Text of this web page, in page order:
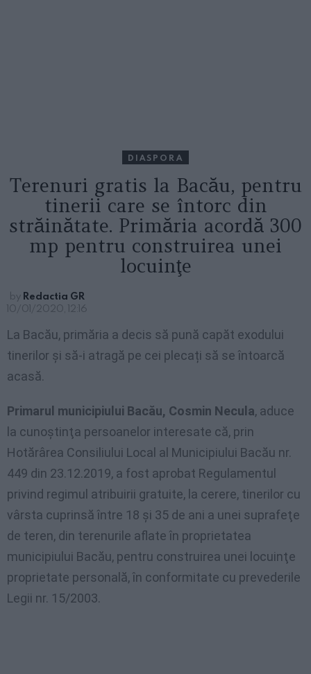
DIASPORA
Terenuri gratis la Bacău, pentru
tinerii care se întorc din
străinătate. Primăria acordă 300
mp pentru construirea unei
locuinţe
by Redactia GR
10/01/2020, 12:16
La Bacău, primăria a decis să pună capăt exodului
tinerilor și să-i atragă pe cei plecați să se întoarcă
acasă.
Primarul municipiului Bacău, Cosmin Necula, aduce
la cunoştinţa persoanelor interesate că, prin
Hotărârea Consiliului Local al Municipiului Bacău nr.
449 din 23.12.2019, a fost aprobat Regulamentul
privind regimul atribuirii gratuite, la cerere, tinerilor cu
vârsta cuprinsă între 18 şi 35 de ani a unei suprafeţe
de teren, din terenurile aflate în proprietatea
municipiului Bacău, pentru construirea unei locuinţe
proprietate personală, în conformitate cu prevederile
Legii nr. 15/2003.